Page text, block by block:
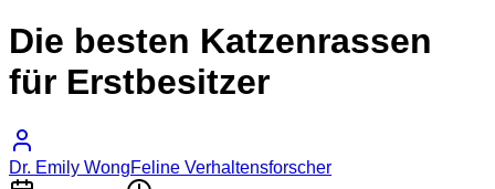
Die besten Katzenrassen
für Erstbesitzer
Dr. Emily WongFeline Verhaltensforscher